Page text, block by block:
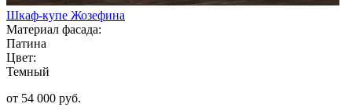
Шкаф-купе Жозефина
Материал фасада:
Патина
Цвет:
Темный
от 54 000 руб.